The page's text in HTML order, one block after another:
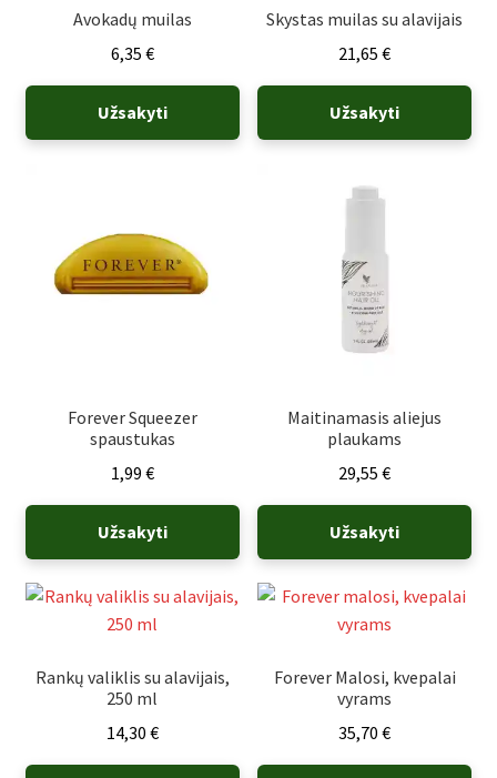
Avokadų muilas
6,35 €
Užsakyti
Skystas muilas su alavijais
21,65€
Užsakyti
Forever Squeezer
spaustukas
1,99 €
Užsakyti
Maitinamasis aliejus
plaukams
29,55€
Užsakyti
Rankų valiklis su alavijais,
250 ml
14,30 €
Forever Malosi, kvepalai
vyrams
35,70€